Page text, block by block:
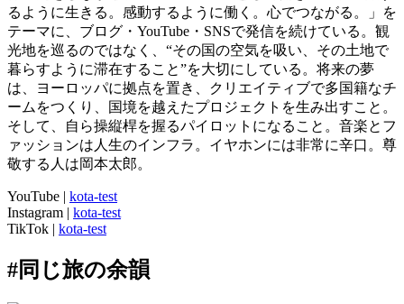
るように生きる。感動するように働く。心でつながる。」を
テーマに、ブログ・YouTube・SNSで発信を続けている。観
光地を巡るのではなく、“その国の空気を吸い、その土地で
暮らすように滞在すること”を大切にしている。将来の夢
は、ヨーロッパに拠点を置き、クリエイティブで多国籍なチ
ームをつくり、国境を越えたプロジェクトを生み出すこと。
そして、自ら操縦桿を握るパイロットになること。音楽とフ
ァッションは人生のインフラ。イヤホンには非常に辛口。尊
敬する人は岡本太郎。
YouTube | kota-test
Instagram | kota-test
TikTok | kota-test
#同じ旅の余韻